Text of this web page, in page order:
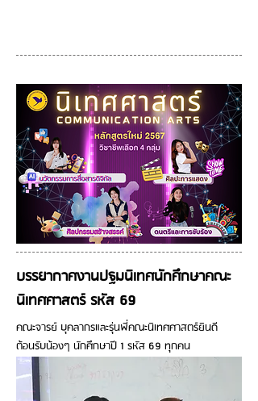
บรรยากาศงานปฐมนิเทศนักศึกษาคณะ
นิเทศศาสตร์ รหัส 69
คณะจารย์ บุคลากรและรุ่นพี่คณะนิเทศศาสตร์ยินดี
ต้อนรับน้องๆ นักศึกษาปี 1 รหัส 69 ทุกคน